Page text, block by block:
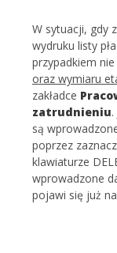
W sytuacji, gdy
wydruku listy
przypadkiem
oraz wymiaru
zakładce
zatrudnieniu
są
poprzez
klawiaturze
wprowadzone
pojawi się już